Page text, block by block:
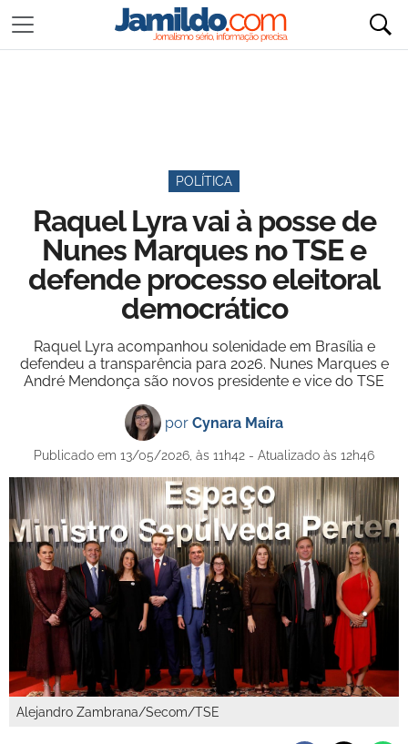
POLÍTICA
Raquel Lyra vai à posse de
Nunes Marques no TSE e
defende processo eleitoral
democrático
Raquel Lyra acompanhou solenidade em Brasília e
defendeu a transparência para 2026. Nunes Marques e
André Mendonça são novos presidente e vice do TSE
por Cynara Maíra
Publicado em 13/05/2026, às 11h42 - Atualizado às 12h46
Alejandro Zambrana/Secom/TSE